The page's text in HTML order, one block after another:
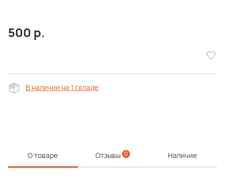
500 р.
В наличии на 1 складе
О товаре Отзывы 0 Наличие